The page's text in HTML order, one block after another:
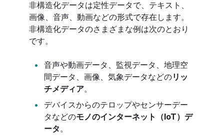
非構造化データは定性データで、テキスト、
画像、音声、動画などの形式で存在します。
非構造化データのさまざまな例は次のとおり
です。
音声や動画データ、監視データ、地理空
間データ、画像、気象データなどのリッ
チメディア。
デバイスからのテロップやセンサーデー
タなどのモノのインターネット（IoT）デ
ータ。